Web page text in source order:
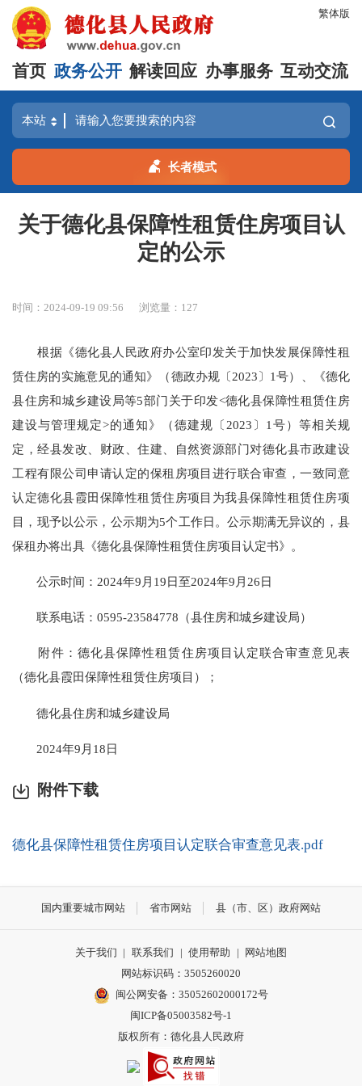
繁体版
首页 政务公开 解读回应 办事服务 互动交流
长者模式
关于德化县保障性租赁住房项目认
定的公示
时间：2024-09-19 09:56 浏览量： 127
根据《德化县人民政府办公室印发关于加快发展保障性租
赁住房的实施意见的通知》（德政办规〔2023〕1号）、《德化
县住房和城乡建设局等5部门关于印发<德化县保障性租赁住房
建设与管理规定>的通知》（德建规〔2023〕1号）等相关规
定，经县发改、财政、住建、自然资源部门对德化县市政建设
工程有限公司申请认定的保租房项目进行联合审查，一致同意
认定德化县霞田保障性租赁住房项目为我县保障性租赁住房项
目，现予以公示，公示期为5个工作日。公示期满无异议的，县
保租办将出具《德化县保障性租赁住房项目认定书》。
公示时间：2024年9月19日至2024年9月26日
联系电话：0595-23584778（县住房和城乡建设局）
附件：德化县保障性租赁住房项目认定联合审查意见表
（德化县霞田保障性租赁住房项目）；
德化县住房和城乡建设局
2024年9月18日
附件下载
德化县保障性租赁住房项目认定联合审查意见表.pdf
国内重要城市网站 省市网站 县（市、区）政府网站
关于我们 | 联系我们 | 使用帮助 |
网站地图
网站标识码：3505260020
闽公网安备：35052602000172号
闽ICP备05003582号-1
版权所有：德化县人民政府